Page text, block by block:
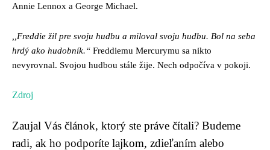
Annie Lennox a George Michael.
,,Freddie žil pre svoju hudbu a miloval svoju hudbu. Bol na seba
hrdý ako hudobník.“ Freddiemu Mercurymu sa nikto
nevyrovnal. Svojou hudbou stále žije. Nech odpočíva v pokoji.
Zdroj
Zaujal Vás článok, ktorý ste práve čítali? Budeme
radi, ak ho podporíte lajkom, zdieľaním alebo